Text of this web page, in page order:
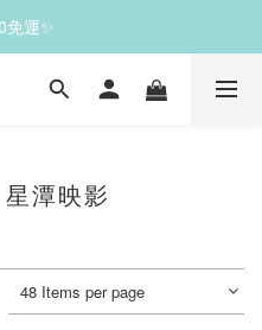
免運✨
免運✨
折｜五件6 折✨
免運✨
潭映影
48 Items per page